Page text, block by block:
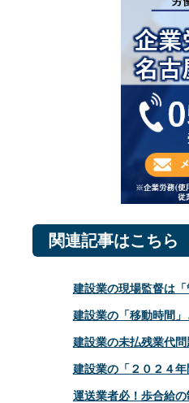
関連記事はこちら
建設業の現場監督は
建設業の「移動時間
建設業の未払残業代
建設業の「２０２４
運送業者必！歩合給